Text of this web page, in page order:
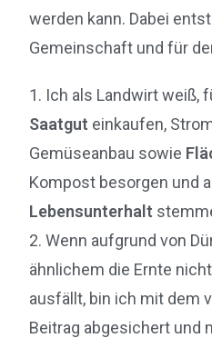
werden kann. Dabei
Gemeinschaft und für
1. Ich als Landwirt weiß,
Saatgut einkaufen,
Gemüseanbau sowie
Kompost besorgen und
Lebensunterhalt
2. Wenn aufgrund von
ähnlichem die Ernte
ausfällt, bin ich mit dem
Beitrag abgesichert und